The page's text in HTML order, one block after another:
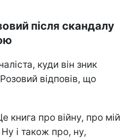
після скандалу
куди він зник
відповів, що
книга про війну, про мій
і також про, ну,